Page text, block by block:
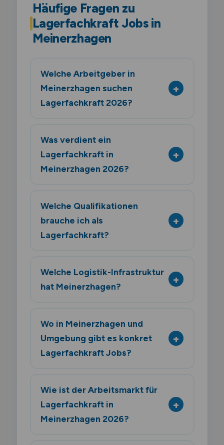
Häufige Fragen zu
Lagerfachkraft Jobs in
Meinerzhagen
Welche Arbeitgeber in
Meinerzhagen suchen
Lagerfachkraft 2026?
Was verdient ein
Lagerfachkraft in
Meinerzhagen 2026?
Welche Qualifikationen
brauche ich als
Lagerfachkraft?
Welche Logistik-Infrastruktur
hat Meinerzhagen?
Wo in Meinerzhagen und
Umgebung gibt es konkret
Lagerfachkraft Jobs?
Wie ist der Arbeitsmarkt für
Lagerfachkraft in
Meinerzhagen 2026?